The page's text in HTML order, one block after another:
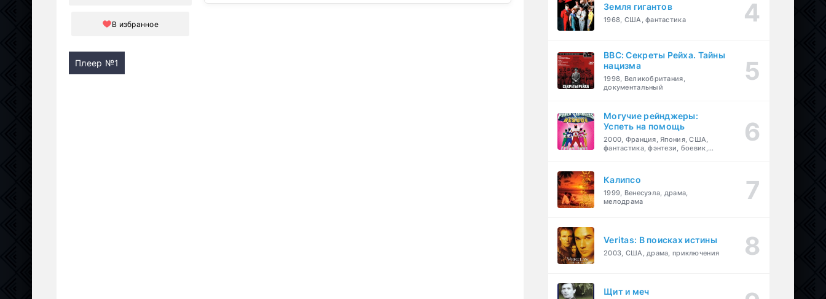
В избранное
Плеер №1
Земля гигантов
1968, США, фантастика
BBC: Секреты Рейха. Тайны
нацизма
1998, Великобритания,
документальный
Могучие рейнджеры:
Успеть на помощь
2000, Франция, Япония, США,
фантастика, фэнтези, боевик,
Калипсо
1999, Венесуэла, драма,
мелодрама
Veritas: В поисках истины
2003, США, драма, приключения
Щит и меч